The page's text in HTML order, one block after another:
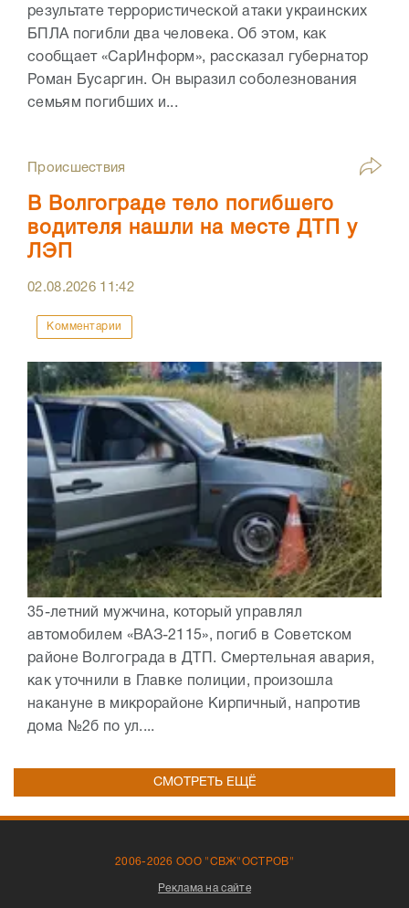
результате террористической атаки украинских
БПЛА погибли два человека. Об этом, как
сообщает «СарИнформ», рассказал губернатор
Роман Бусаргин. Он выразил соболезнования
семьям погибших и...
Происшествия
В Волгограде тело погибшего
водителя нашли на месте ДТП у
ЛЭП
02.08.2026 11:42
Комментарии
35-летний мужчина, который управлял
автомобилем «ВАЗ-2115», погиб в Советском
районе Волгограда в ДТП. Смертельная авария,
как уточнили в Главке полиции, произошла
накануне в микрорайоне Кирпичный, напротив
дома №2б по ул....
СМОТРЕТЬ ЕЩЁ
2006-2026 ООО "СВЖ"ОСТРОВ"
Реклама на сайте